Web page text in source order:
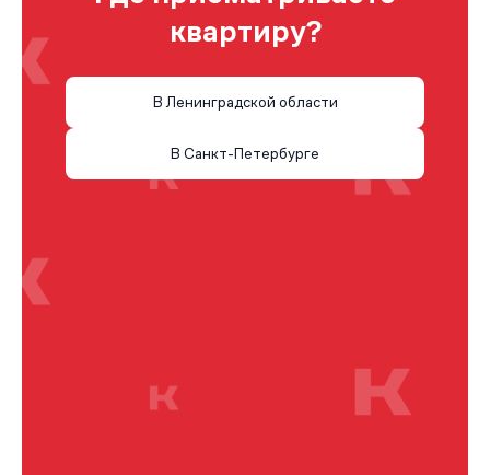
квартиру?
В Ленинградской области
В Санкт-Петербурге